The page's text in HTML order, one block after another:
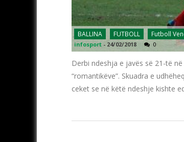
BALLINA FUTBOLL Futboll
infosport - 24/02/2018 0
Derbi ndeshja e javës së 21-të
“romantikëve”. Skuadra e
ceket se në këtë ndeshje kishte